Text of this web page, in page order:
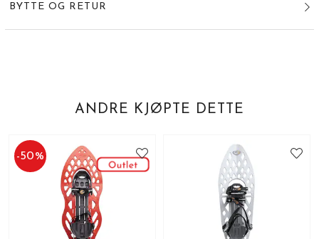
BYTTE OG RETUR
ANDRE KJØPTE DETTE
-50%